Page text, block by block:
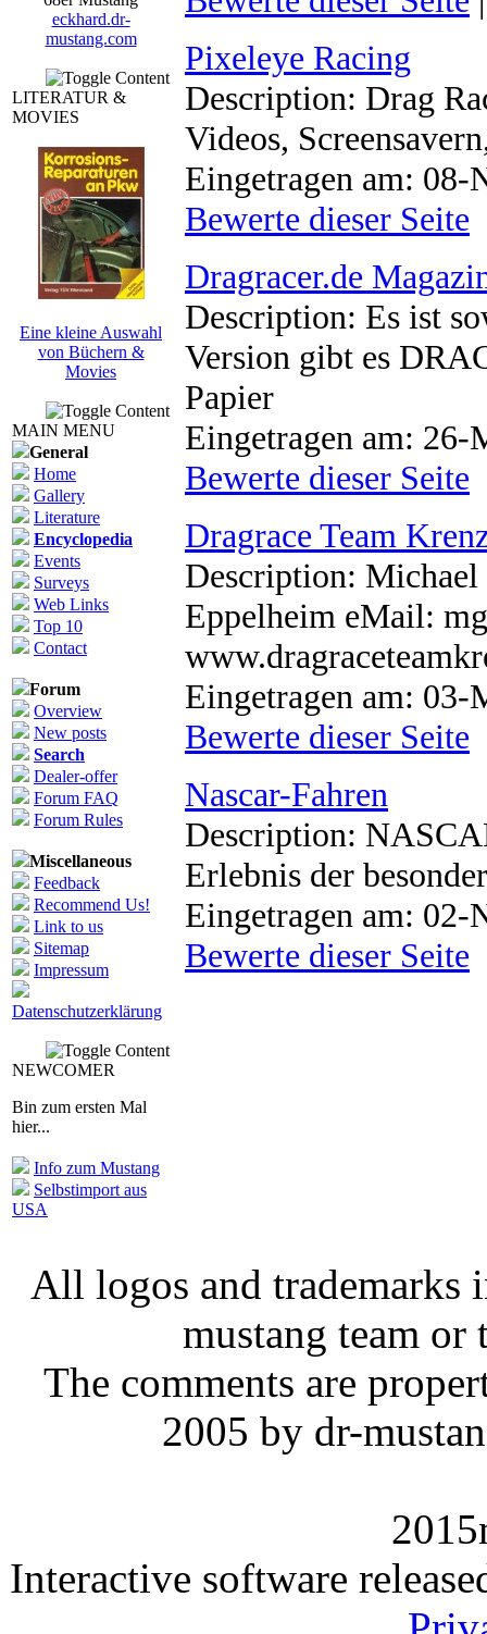
eckhard.dr-
mustang.com
LITERATUR &
MOVIES
Eine kleine Auswahl
von Büchern &
Movies
MAIN MENU
General
Home
Gallery
Literature
Encyclopedia
Events
Surveys
Web Links
Top 10
Contact
Forum
Overview
New posts
Search
Dealer-offer
Forum FAQ
Forum Rules
Miscellaneous
Feedback
Recommend Us!
Link to us
Sitemap
Impressum
Datenschutzerklärung
NEWCOMER
Bin zum ersten Mal
hier...
Info zum Mustang
Selbstimport aus
USA
Pixeleye Racing
Description: Drag
Videos,
Eingetragen am:
Bewerte dieser Seite
Dragracer.de
Description: Es ist
Version gibt es
Papier
Eingetragen am:
Bewerte dieser Seite
Dragrace Team
Description: Michael
Eppelheim eMail:
Eingetragen am:
Bewerte dieser Seite
Nascar-Fahren
Description:
Erlebnis der
Eingetragen am:
Bewerte dieser Seite
All logos and trademarks
mustang team or
The comments are
2005 by dr-
Interactive software